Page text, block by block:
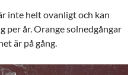
inte helt ovanligt och kan
per år. Orange solnedgångar
är på gång.